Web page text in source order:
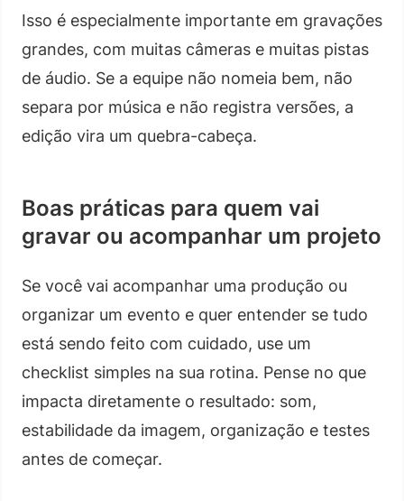
Isso é especialmente importante em gravações
grandes, com muitas câmeras e muitas pistas
de áudio. Se a equipe não nomeia bem, não
separa por música e não registra versões, a
edição vira um quebra-cabeça.
Boas práticas para quem vai
gravar ou acompanhar um projeto
Se você vai acompanhar uma produção ou
organizar um evento e quer entender se tudo
está sendo feito com cuidado, use um
checklist simples na sua rotina. Pense no que
impacta diretamente o resultado: som,
estabilidade da imagem, organização e testes
antes de começar.